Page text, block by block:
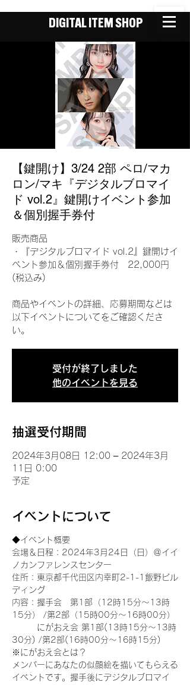
DIGITAL ITEM SHOP
【鍵開け】3/24 2部 ペロ/マカ
ロン/マキ『デジタルブロマイ
ド vol.2』鍵開けイベント参加
＆個別握手券付
販売商品
・『デジタルブロマイド vol.2』鍵開けイ
ベント参加＆個別握手券付 22,000円
(税込み)
商品やイベントの詳細、応募期間などは
以下イベントについてをご確認くださ
い。
受付が終了しました
他のイベントを見る
抽選受付期間
2024年3月08日 12:00 – 2024年3月
11日 0:00
予定
イベントについて
◆イベント概要
会場＆日程：2024年3月24日（日）＠イイ
ノカンファレンスセンター
住所：東京都千代田区内幸町2-1-1飯野ビル
ディング
内容：握手会　第1部（12時15分～13時
15分） /第2部（15時00分～16時00分）
にがおえ会 第1部(13時15分～13時
30分) /第2部(16時00分～16時15分)
※にがおえ会とは？
メンバーにあなたの似顔絵を描いてもらえる
イベントです。握手後にデジタルブロマイ